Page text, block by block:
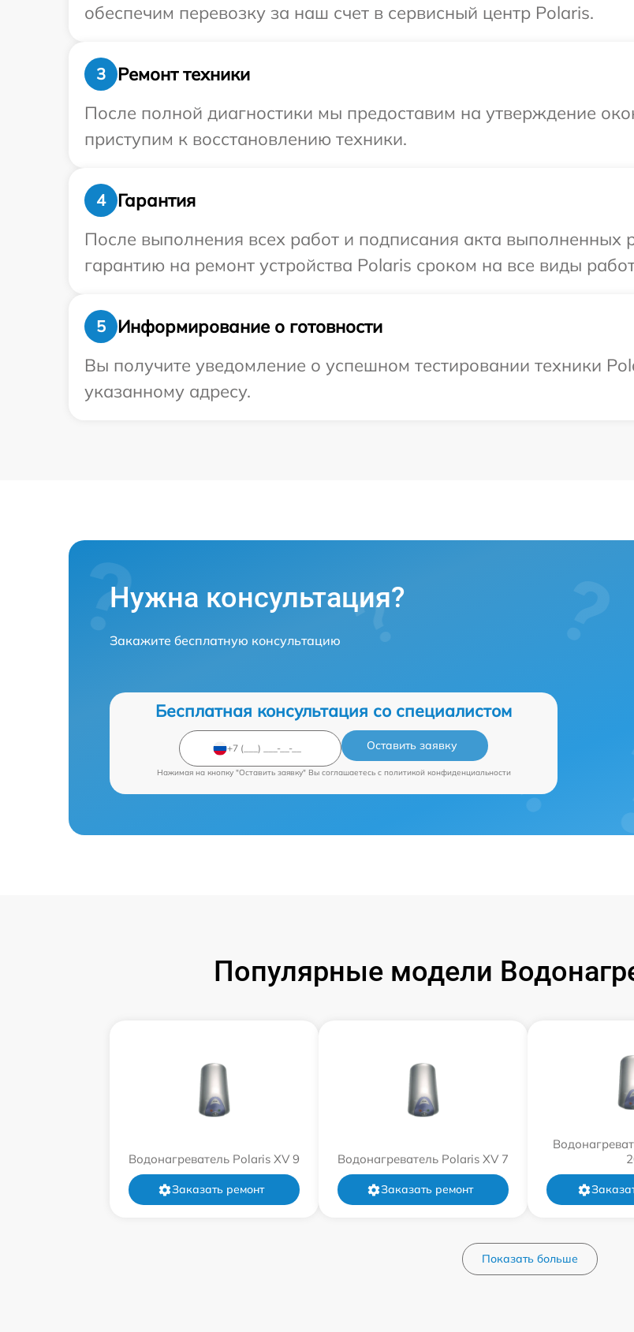
обеспечим перевозку за наш счет в сервисный центр Polaris.
3
Ремонт техники
После полной диагностики мы предоставим на утверждение
приступим к восстановлению техники.
4
Гарантия
После выполнения всех работ и подписания акта
гарантию на ремонт устройства Polaris сроком на все виды
5
Информирование о готовности
Вы получите уведомление о успешном тестировании техники
указанному адресу.
Нужна консультация?
Закажите бесплатную консультацию
Бесплатная консультация со специалистом
Оставить заявку
Нажимая на кнопку "Оставить заявку" Вы соглашаетесь c политикой конфиденциальности
Популярные модели
Водонагреватель Polaris XV 9
Заказать ремонт
Водонагреватель Polaris XV 7
Заказать ремонт
Показать больше